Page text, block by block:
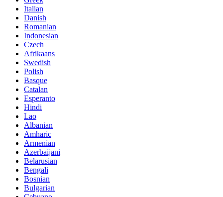
Italian
Danish
Romanian
Indonesian
Czech
Afrikaans
Swedish
Polish
Basque
Catalan
Esperanto
Hindi
Lao
Albanian
Amharic
Armenian
Azerbaijani
Belarusian
Bengali
Bosnian
Bulgarian